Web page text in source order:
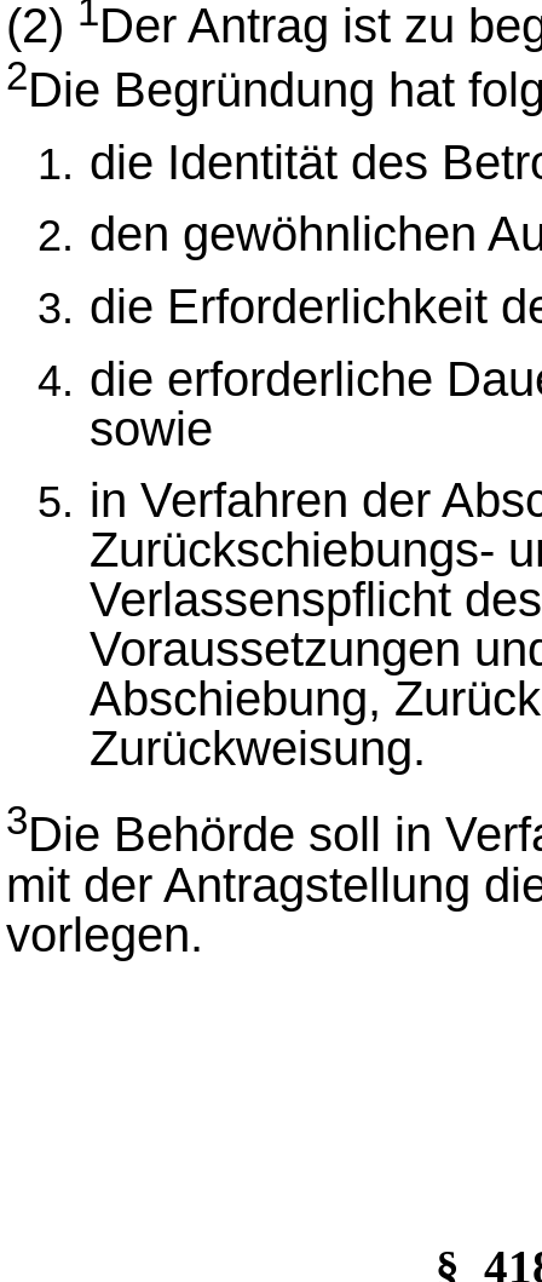
(2) 1Der Antrag ist zu
2Die Begründung hat
die Identität des
den gewöhnlichen
die Erforderlichkeit
die erforderliche
sowie
in Verfahren der
Zurückschiebungs-
Verlassenspflicht
Voraussetzungen
Abschiebung,
Zurückweisung.
3Die Behörde soll in
mit der Antragstellung
vorlegen.